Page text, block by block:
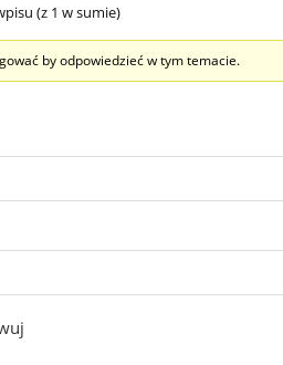
(z 1 w sumie)
by odpowiedzieć w tym temacie.